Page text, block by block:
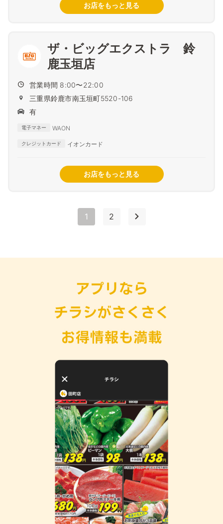
お店をもっと見る
ザ・ビッグエクストラ 鈴
鹿玉垣店
営業時間 8:00〜22:00
三重県鈴鹿市南玉垣町5520-106
有
電子マネー WAON
クレジットカード イオンカード
お店をもっと見る
1 2